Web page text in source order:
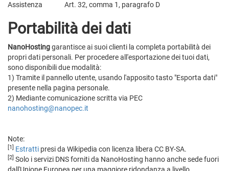
Assistenza
Art. 32, comma 1, paragrafo D
Portabilità dei dati
NanoHostinggarantisce ai suoi clienti la completa portabilità dei
propri dati personali. Per procedere all'esportazione dei tuoi dati,
sono disponibili due modalità:
1) Tramite il pannello utente, usando l'apposito tasto "Esporta dati"
presente nella pagina personale.
2) Mediante comunicazione scritta via PEC
nanohosting@nanopec.it
Note:
[1] Estratti presi da Wikipedia con licenza libera CC BY-SA.
[2] Solo i servizi DNS forniti da NanoHosting hanno anche sede fuori